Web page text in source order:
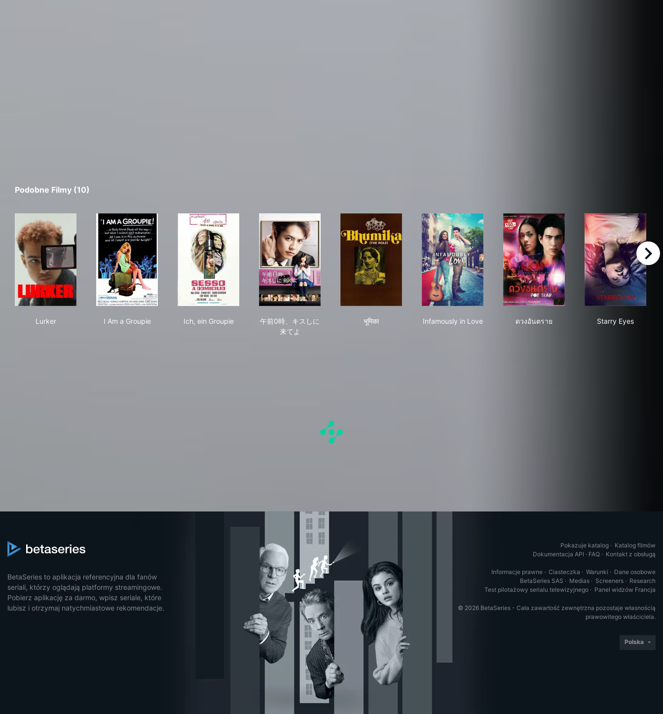
Podobne Filmy (10)
Lurker
I Am a Groupie
Ich, ein Groupie
午前0時、キスしに
来てよ
भूमिका
Infamously in Love
ดวงอันตราย
Starry Eyes
right
BetaSeries to aplikacja referencyjna dla fanów
seriali, którzy oglądają platformy streamingowe.
Pobierz aplikację za darmo, wpisz seriale, które
lubisz i otrzymaj natychmiastowe rekomendacje.
Pokazuje katalog · Katalog filmów
Dokumentacja API · FAQ · Kontakt z obsługą
Informacje prawne · Ciasteczka · Warunki · Dane osobowe
BetaSeries SAS · Medias · Screeners · Research
Test pilotażowy serialu telewizyjnego · Panel widzów Francja
© 2026 BetaSeries - Cała zawartość zewnętrzna pozostaje własnością
prawowitego właściciela.
Polska